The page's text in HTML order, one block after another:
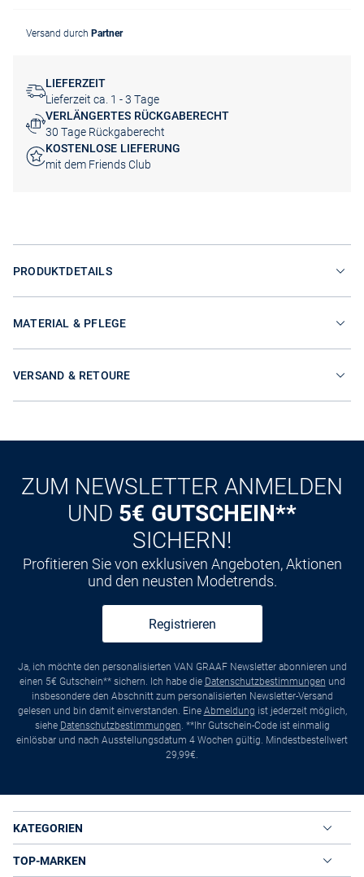
Versand durch Partner
LIEFERZEIT
Lieferzeit ca. 1 - 3 Tage
VERLÄNGERTES RÜCKGABERECHT
30 Tage Rückgaberecht
KOSTENLOSE LIEFERUNG
mit dem Friends Club
PRODUKTDETAILS
MATERIAL & PFLEGE
VERSAND & RETOURE
ZUM NEWSLETTER ANMELDEN
UND 5€ GUTSCHEIN**
SICHERN!
Profitieren Sie von exklusiven Angeboten, Aktionen
und den neusten Modetrends.
Registrieren
Ja, ich möchte den personalisierten VAN GRAAF Newsletter abonnieren und
einen 5€ Gutschein** sichern. Ich habe die Datenschutzbestimmungen und
insbesondere den Abschnitt zum personalisierten Newsletter-Versand
gelesen und bin damit einverstanden. Eine Abmeldung ist jederzeit möglich,
siehe Datenschutzbestimmungen. **Ihr Gutschein-Code ist einmalig
einlösbar und nach Ausstellungsdatum 4 Wochen gültig. Mindestbestellwert
29,99€.
KATEGORIEN
TOP-MARKEN